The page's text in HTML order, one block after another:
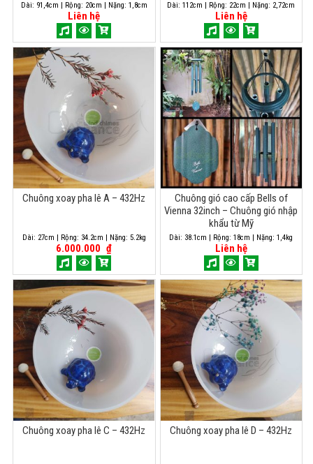
Dài: 91,4cm | Rộng: 20cm | Nặng: 1,8cm
Liên hệ
Dài: 112cm | Rộng: 22cm | Nặng: 2,72cm
Liên hệ
Chuông xoay pha lê A – 432Hz
Dài: 27cm | Rộng: 34.2cm | Nặng: 5.2kg
6.000.000 ₫
Chuông gió cao cấp Bells of
Vienna 32inch – Chuông gió nhập
khẩu từ Mỹ
Dài: 38.1cm | Rộng: 18cm | Nặng: 1,4kg
Liên hệ
Chuông xoay pha lê C – 432Hz Chuông xoay pha lê D – 432Hz